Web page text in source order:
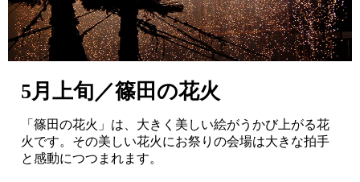
5月上旬／篠田の花火
「篠田の花火」は、大きく美しい絵がうかび上がる花
火です。その美しい花火にお祭りの会場は大きな拍手
と感動につつまれます。